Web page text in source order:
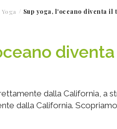
Yoga Sup yoga, l'oceano diventa il
dalla California, a
dalla California.